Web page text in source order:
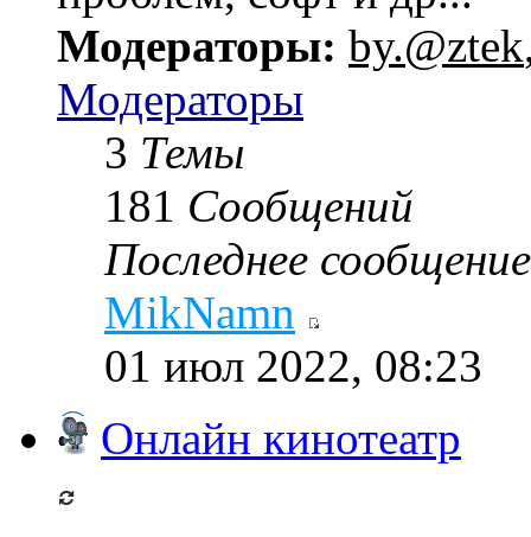
Модераторы: by.@ztek
Модераторы
3 Темы
181 Сообщений
Последнее сообщение
MikNamn
01 июл 2022, 08:23
Онлайн кинотеатр